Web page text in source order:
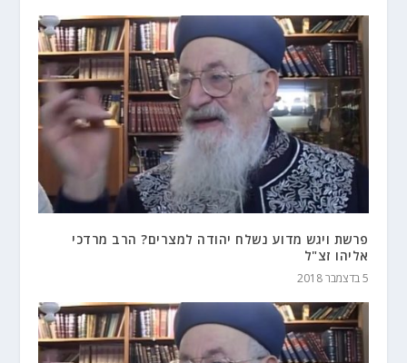
פרשת ויגש מדוע נשלח יהודה למצרים? הרב מרדכי
אליהו זצ"ל
5 בדצמבר 2018